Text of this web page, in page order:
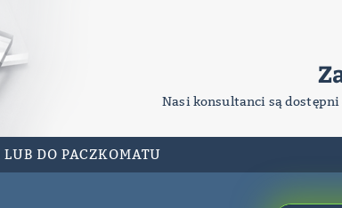
Nasi konsultanci są
DO PACZKOMATU